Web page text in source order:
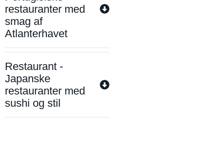
restauranter med
smag af
Atlanterhavet
Restaurant -
Japanske
restauranter med
sushi og stil